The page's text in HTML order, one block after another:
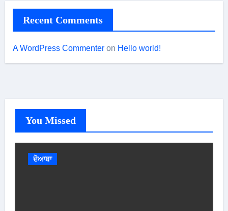
Recent Comments
A WordPress Commenteron Hello world!
You Missed
ਦੋਆਬਾ